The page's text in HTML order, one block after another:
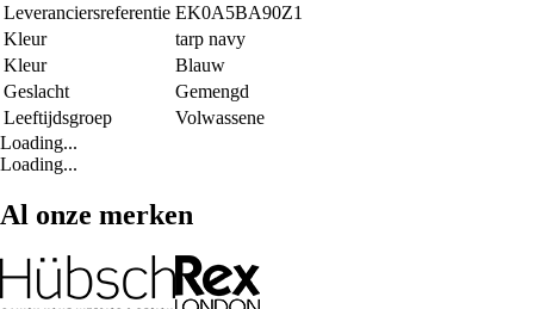
Leveranciersreferentie EK0A5BA90Z1
Kleur
tarp navy
Kleur
Blauw
Geslacht
Gemengd
Leeftijdsgroep
Volwassene
Loading...
Loading...
Al onze merken